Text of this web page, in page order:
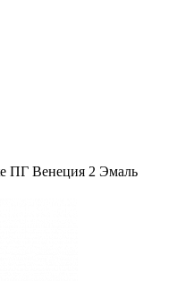
ПГ Венеция 2 Эмаль